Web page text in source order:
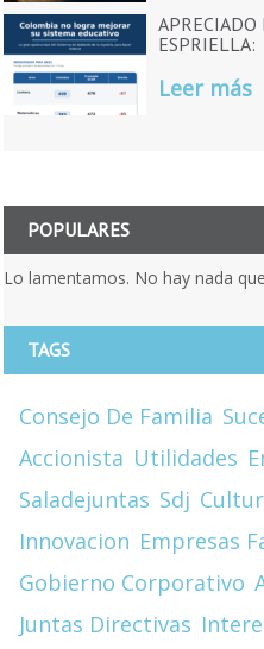
APRECIADO
ESPRIELLA:
Leer más
POPULARES
Lo lamentamos. No hay nada
TAGS
Consejo De Familia
Accionista Utilidades
Saladejuntas Sdj
Innovacion Empresas
Gobierno Corporativo
Juntas Directivas